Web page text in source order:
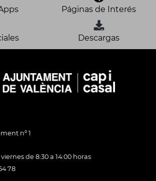
Páginas de Interés
Descargas
nº 1
de 8:30 a 14:00 horas
78